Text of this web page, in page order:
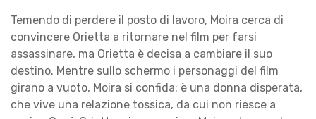
Temendo di perdere il posto di lavoro, Moira cerca di
convincere Orietta a ritornare nel film per farsi
assassinare, ma Orietta è decisa a cambiare il suo
destino. Mentre sullo schermo i personaggi del film
girano a vuoto, Moira si confida: è una donna disperata,
che vive una relazione tossica, da cui non riesce a